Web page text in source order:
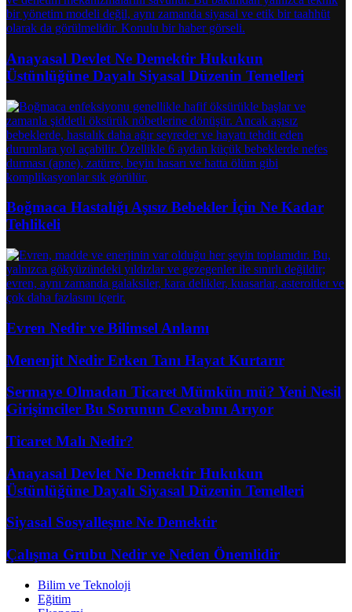
Anayasal Devlet Ne Demektir Hukukun
Üstünlüğüne Dayalı Siyasal Düzenin Temelleri
Boğmaca Hastalığı Aşısız Bebekler İçin Ne Kadar
Tehlikeli
Evren Nedir ve Bilimsel Anlamı
Menenjit Nedir Erken Tanı Hayat Kurtarır
Sermaye Olmadan Ticaret Mümkün mü? Yeni Nesil
Girişimciler Bu Sorunun Cevabını Arıyor
Ticaret Malı Nedir?
Anayasal Devlet Ne Demektir Hukukun
Üstünlüğüne Dayalı Siyasal Düzenin Temelleri
Siyasal Sosyalleşme Ne Demektir
Çalışma Grubu Nedir ve Neden Önemlidir
Bilim ve Teknoloji
Eğitim